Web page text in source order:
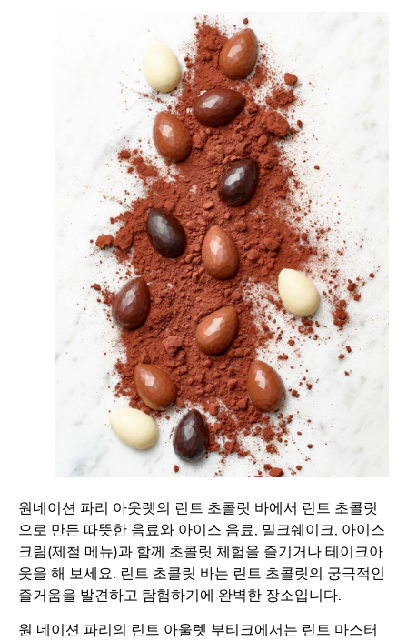
원네이션 파리 아웃렛의 린트 초콜릿 바에서 린트 초콜릿
으로 만든 따뜻한 음료와 아이스 음료, 밀크쉐이크, 아이스
크림(제철 메뉴)과 함께 초콜릿 체험을 즐기거나 테이크아
웃을 해 보세요. 린트 초콜릿 바는 린트 초콜릿의 궁극적인
즐거움을 발견하고 탐험하기에 완벽한 장소입니다.
원 네이션 파리의 린트 아울렛 부티크에서는 린트 마스터